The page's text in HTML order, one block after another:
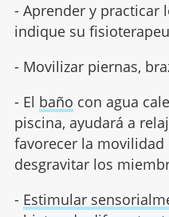
- Aprender y practicar
indique su
- Movilizar piernas,
- El baño con agua
piscina, ayudará a
favorecer la
desgravitar los
- Estimular